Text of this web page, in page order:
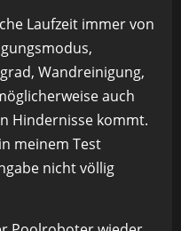
Laufzeit immer von
Wandreinigung,
auch
Hindernisse kommt.
meinem Test
nicht völlig